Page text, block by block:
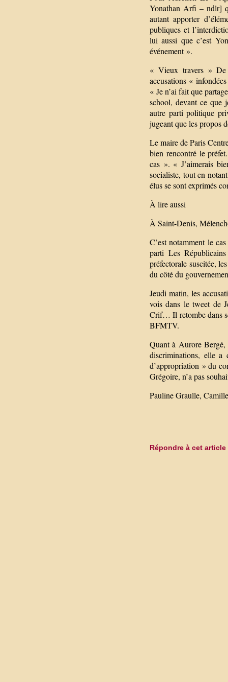
Yonathan Arfi – ndlr]
autant apporter
publiques et
lui aussi que c’est
événement ».
« Vieux travers » De
accusations «
« Je n’ai fait que
school, devant ce que
autre parti politique
jugeant que les propos
Le maire de Paris
bien rencontré le
cas ». « J’aimerais
socialiste, tout en
élus se sont exprimés
À lire aussi
À Saint-Denis,
C’est notamment le
parti Les
préfectorale suscitée,
du côté du
Jeudi matin, les
vois dans le tweet de
Crif… Il retombe dans
BFMTV.
Quant à Aurore Bergé,
discriminations, elle
d’appropriation » du
Grégoire, n’a pas
Pauline Graulle,
Répondre à cet article